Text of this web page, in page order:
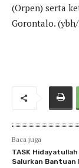
(Orpen) serta
Gorontalo.
Baca juga
TASK
Salurkan Bantuan